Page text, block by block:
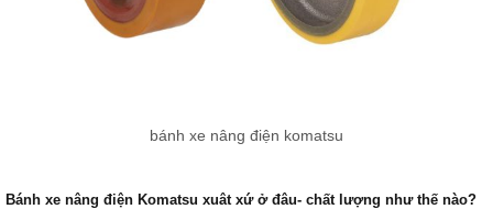
bánh xe nâng điện komatsu
Bánh xe nâng điện Komatsu xuât xứ ở đâu- chất lượng như thế nào?